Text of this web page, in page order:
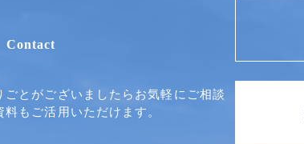
Contact
とがございましたらお気軽にご相談
もご活用いただけます。